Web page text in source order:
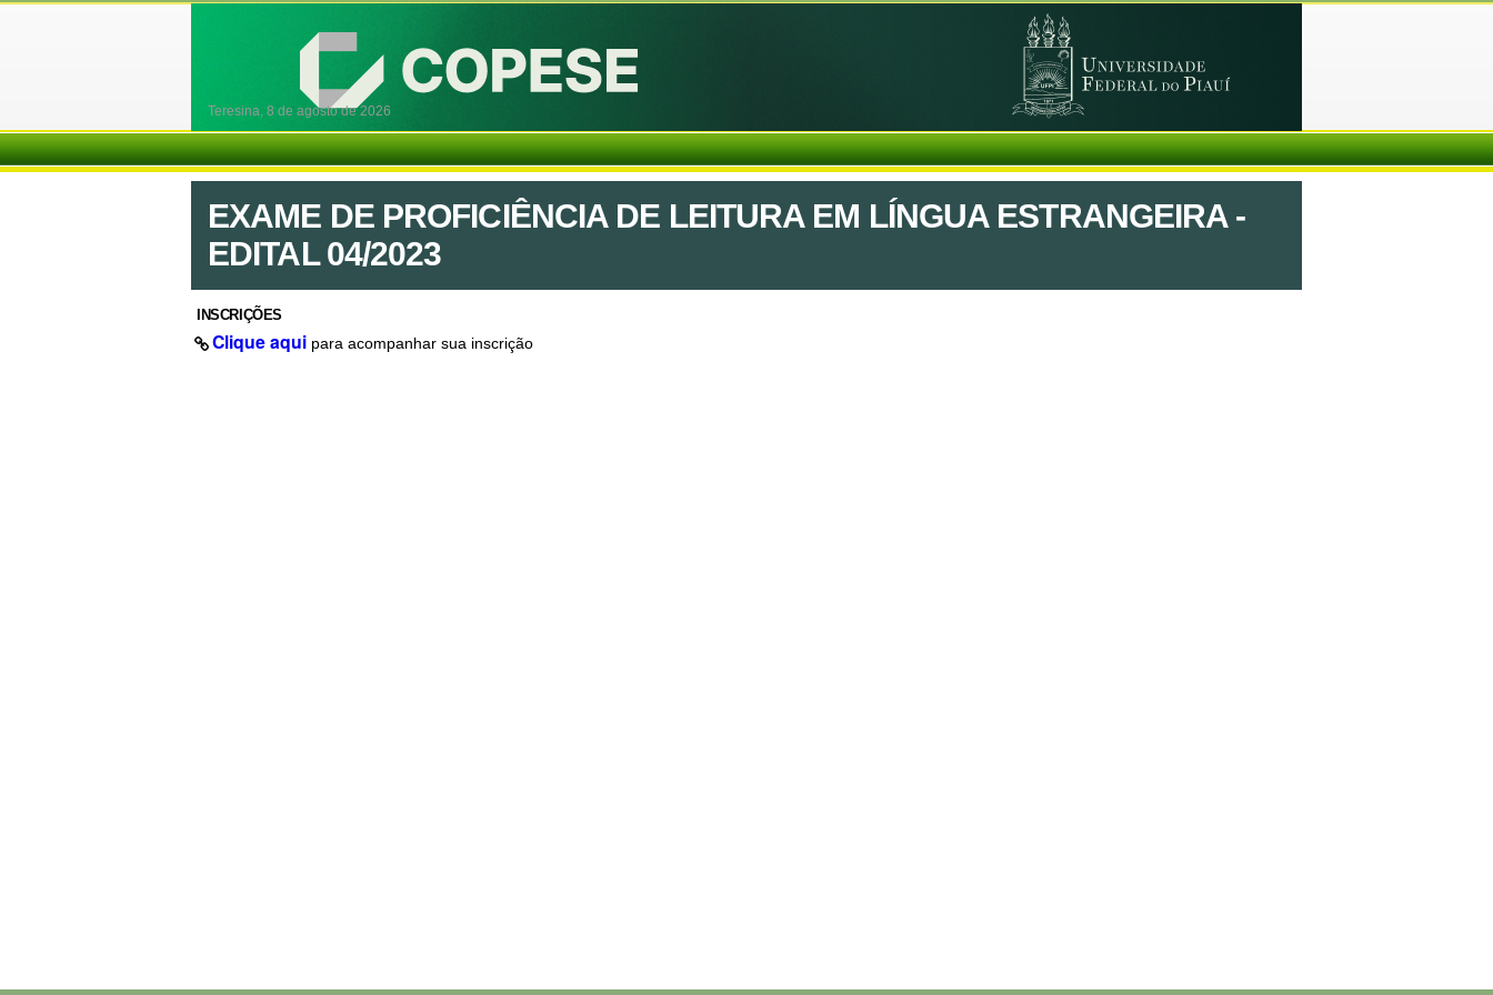
Teresina, 8 de agosto de 2026
EXAME DE PROFICIÊNCIA DE LEITURA EM LÍNGUA ESTRANGEIRA -
EDITAL 04/2023
INSCRIÇÕES
Clique aquipara acompanhar sua inscrição